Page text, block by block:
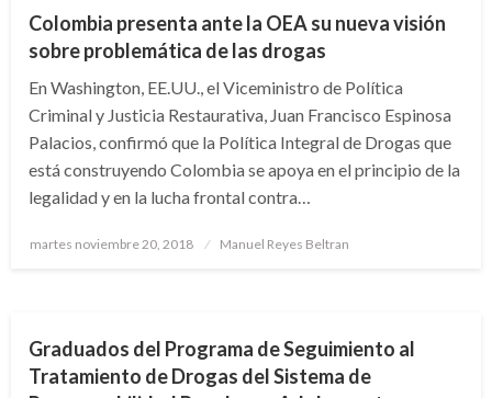
Colombia presenta ante la OEA su nueva visión
sobre problemática de las drogas
En Washington, EE.UU., el Viceministro de Política
Criminal y Justicia Restaurativa, Juan Francisco Espinosa
Palacios, confirmó que la Política Integral de Drogas que
está construyendo Colombia se apoya en el principio de la
legalidad y en la lucha frontal contra…
Publicado
martes noviembre 20, 2018 Manuel Reyes Beltran
Graduados del Programa de Seguimiento al
Tratamiento de Drogas del Sistema de